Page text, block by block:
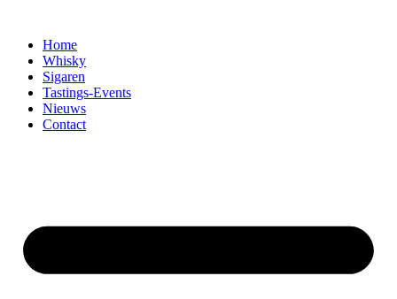
Home
Whisky
Sigaren
Tastings-Events
Nieuws
Contact